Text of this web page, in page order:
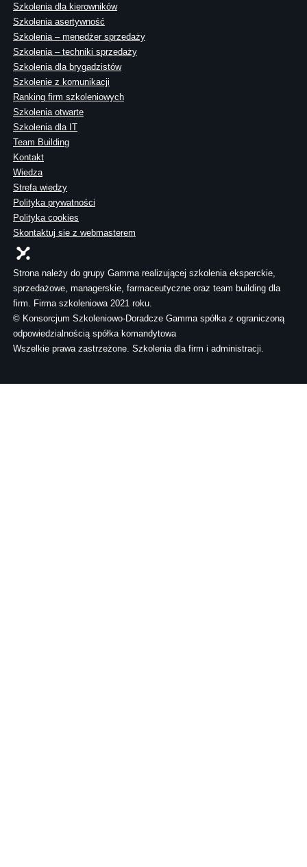
Szkolenia dla kierowników
Szkolenia asertywność
Szkolenia – menedżer sprzedaży
Szkolenia – techniki sprzedaży
Szkolenia dla brygadzistów
Szkolenie z komunikacji
Ranking firm szkoleniowych
Szkolenia otwarte
Szkolenia dla IT
Team Building
Kontakt
Wiedza
Strefa wiedzy
Polityka prywatności
Polityka cookies
Skontaktuj sie z webmasterem
Strona należy do grupy Gamma realizującej szkolenia eksperckie,
sprzedażowe, managerskie, farmaceutyczne oraz team building dla
firm. Firma szkoleniowa 2021 roku.
© Konsorcjum Szkoleniowo-Doradcze Gamma spółka z ograniczoną
odpowiedzialnością spółka komandytowa
Wszelkie prawa zastrzeżone. Szkolenia dla firm i administracji.